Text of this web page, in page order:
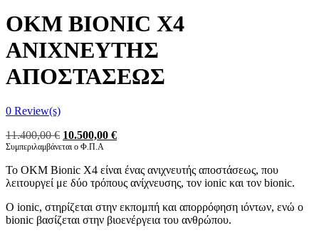
OKM BIONIC X4
ΑΝΙΧΝΕΥΤΗΣ
ΑΠΟΣΤΑΣΕΩΣ
0 Review(s)
11.400,00€ Original
price
11.400,00 €.
10.500,00 €Η
είναι:
10.500,00 €.
Συμπεριλαμβάνεται ο Φ.Π.Α
Το OKM Bionic X4 είναι ένας ανιχνευτής αποστάσεως, που
λειτουργεί με δύο τρόπους ανίχνευσης, τον ionic και τον bionic.
Ο ionic, στηρίζεται στην εκπομπή και απορρόφηση ιόντων, ενώ ο
bionic βασίζεται στην βιοενέργεια του ανθρώπου.